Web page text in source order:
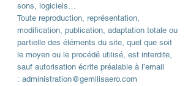
sons, logiciels…
Toute reproduction, représentation,
modification, publication, adaptation totale ou
partielle des éléments du site, quel que soit
le moyen ou le procédé utilisé, est interdite,
sauf autorisation écrite préalable à l’email
: administration@gemilisaero.com